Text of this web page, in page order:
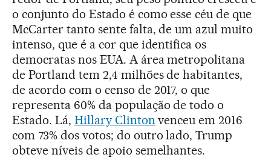
o conjunto do Estado é como esse céu de que
McCarter tanto sente falta, de um azul muito
intenso, que é a cor que identifica os
democratas nos EUA. A área metropolitana
de Portland tem 2,4 milhões de habitantes,
de acordo com o censo de 2017, o que
representa 60% da população de todo o
Estado. Lá, Hillary Clinton venceu em 2016
com 73% dos votos; do outro lado, Trump
obteve níveis de apoio semelhantes.